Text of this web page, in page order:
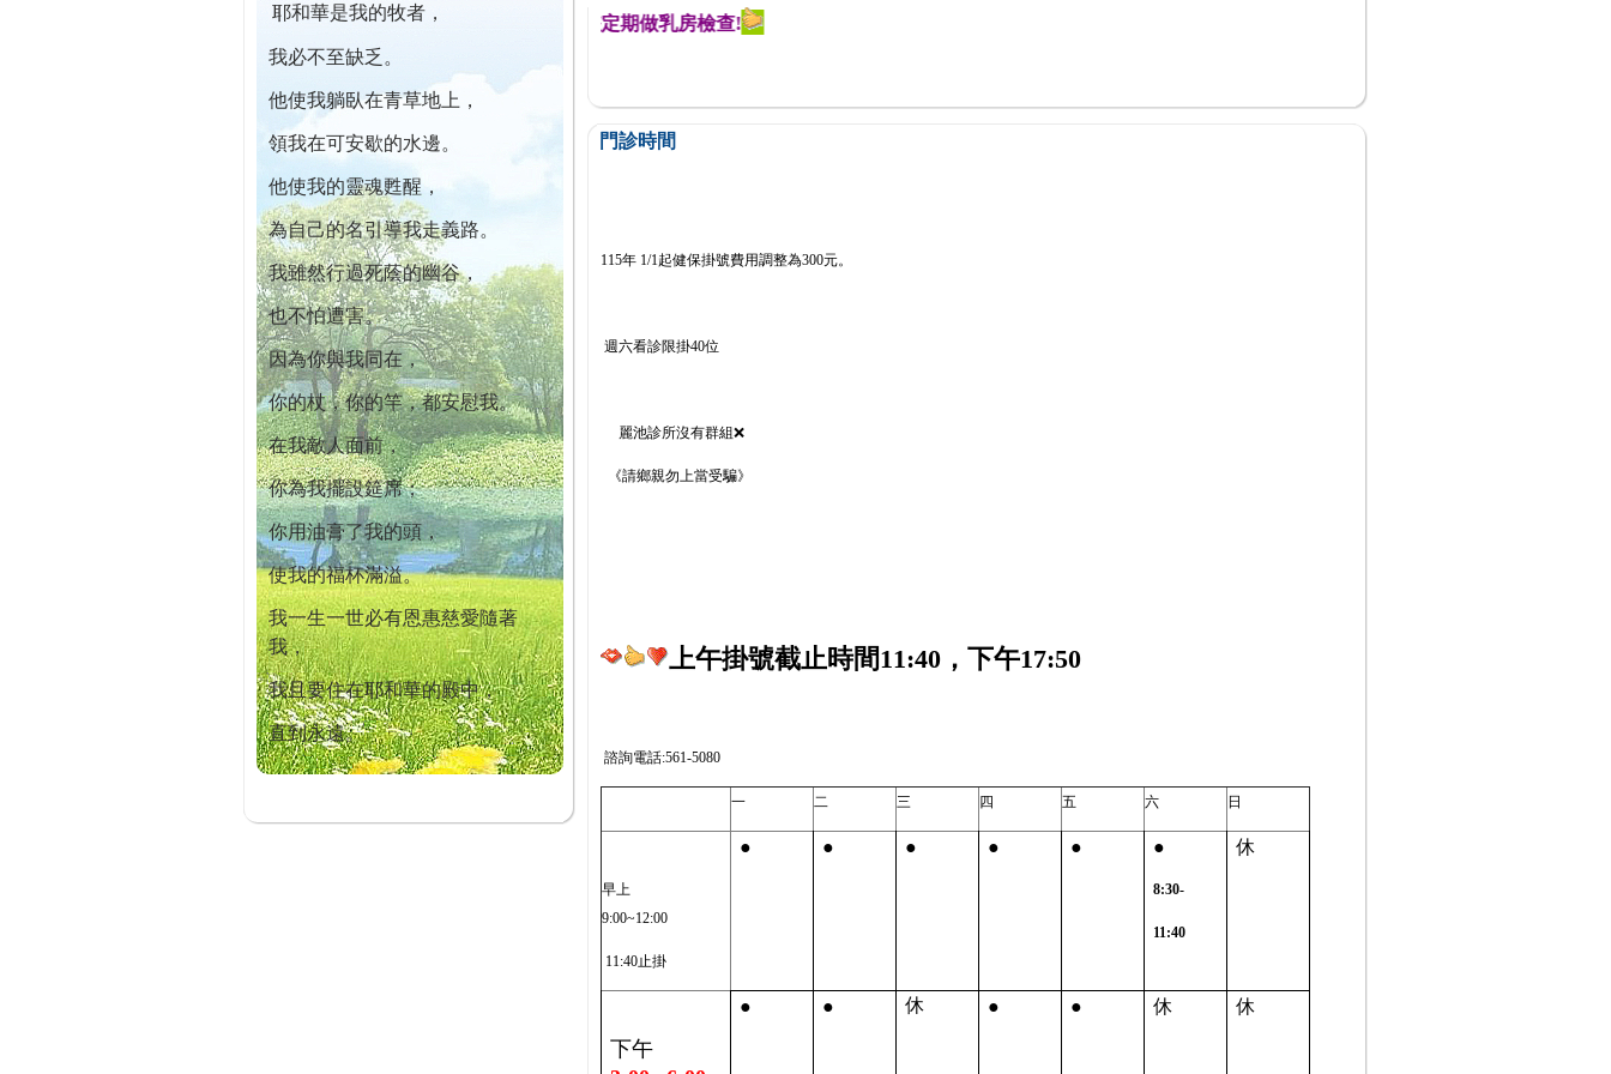
耶和華是我的牧者，
我必不至缺乏。
他使我躺臥在青草地上，
領我在可安歇的水邊。
他使我的靈魂甦醒，
為自己的名引導我走義路。
我雖然行過死蔭的幽谷，
也不怕遭害。
因為你與我同在，
你的杖，你的竿，都安慰我。
在我敵人面前，
你為我擺設筵席；
你用油膏了我的頭，
使我的福杯滿溢。
我一生一世必有恩惠慈愛隨著
我，
我且要住在耶和華的殿中，
直到永遠。
本院自開幕迄今已篩檢出1700位乳癌患者,提醒您定期做乳房檢查!
門診時間
115年 1/1起健保掛號費用調整為300元。
週六看診限掛40位
麗池診所沒有群組❌
《請鄉親勿上當受騙》
上午掛號截止時間11:40，下午17:50
諮詢電話:561-5080
一 二 三 四 五 六 日
早上
9:00~12:00
11:40止掛
● ● ● ● ● ●
8:30-
11:40
休
下午
● ● 休 ● ● 休 休